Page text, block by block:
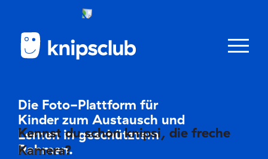
Menü
Club
knipstipps
Die Foto-Plattform für
Kinder zum Austausch und
Lernen in geschütztem
Rahmen.
Kennst du schon knipsi, die freche
Kamera?